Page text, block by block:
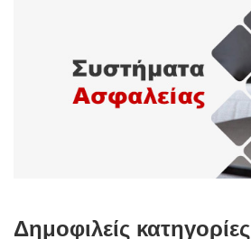
Δημοφιλείς κατηγορίες